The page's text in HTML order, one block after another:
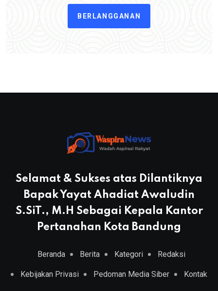
BERLANGGANAN
Selamat & Sukses atas Dilantiknya
Bapak Yayat Ahadiat Awaludin
S.SiT., M.H Sebagai Kepala Kantor
Pertanahan Kota Bandung
Beranda Berita Kategori Redaksi
Kebijakan Privasi Pedoman Media Siber Kontak